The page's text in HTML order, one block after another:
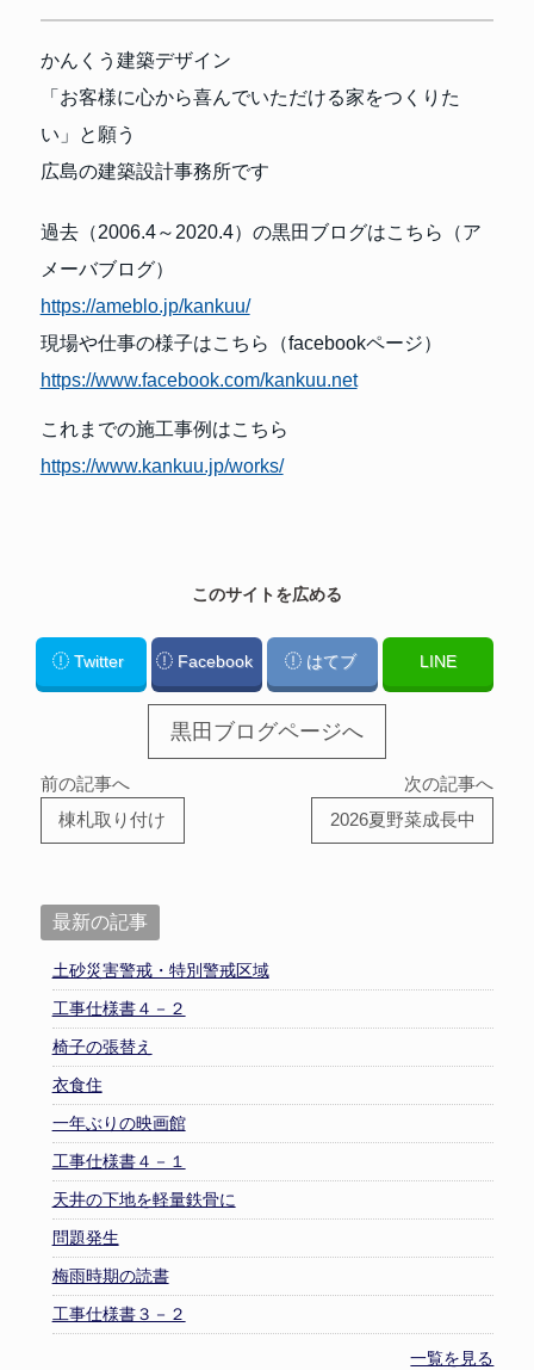
かんくう建築デザイン
「お客様に心から喜んでいただける家をつくりた
い」と願う
広島の建築設計事務所です
過去（2006.4～2020.4）の黒田ブログはこちら（ア
メーバブログ）
https://ameblo.jp/kankuu/
現場や仕事の様子はこちら（facebookページ）
https://www.facebook.com/kankuu.net
これまでの施工事例はこちら
https://www.kankuu.jp/works/
このサイトを広める
Twitter Facebook はてブ LINE
黒田ブログページへ
前の記事へ
棟札取り付け
次の記事へ
2026夏野菜成長中
最新の記事
土砂災害警戒・特別警戒区域
工事仕様書４－２
椅子の張替え
衣食住
一年ぶりの映画館
工事仕様書４－１
天井の下地を軽量鉄骨に
問題発生
梅雨時期の読書
工事仕様書３－２
一覧を見る